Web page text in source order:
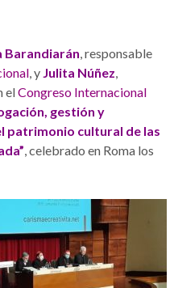
Barandiarán, responsable
, y Julita Núñez,
elCongreso Internacional
gestión y
patrimonio cultural de las
, celebrado en Roma los